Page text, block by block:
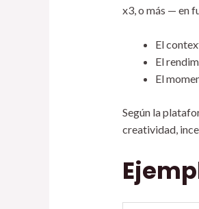
x3, o más — en
El
El
El
Según la
creatividad,